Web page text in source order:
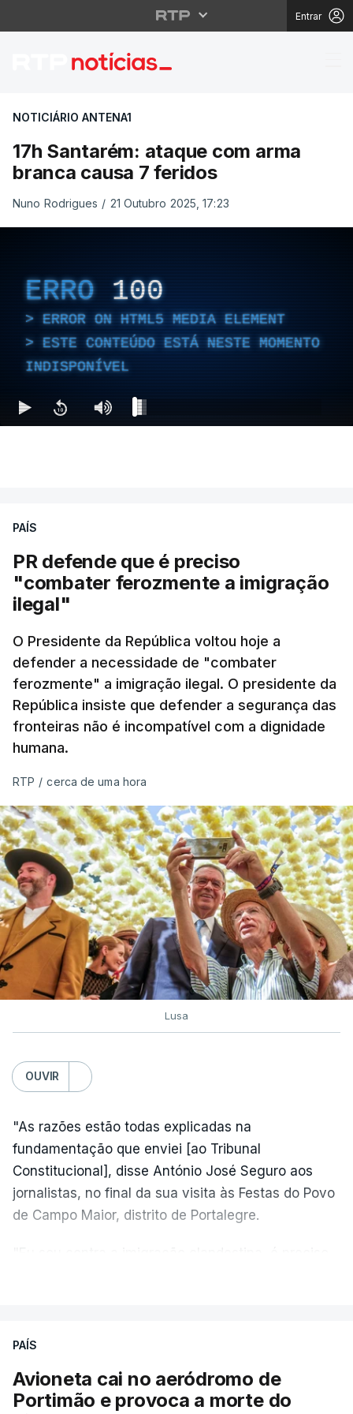
Entrar
17h Santarém:
NOTICIÁRIO ANTENA1
17h Santarém: ataque com arma
branca causa 7 feridos
Nuno Rodrigues / 21 Outubro 2025, 17:23
ERRO 100
ERROR ON HTML5 MEDIA ELEMENT
ESTE CONTEÚDO ESTÁ NESTE MOMENTO
INDISPONÍVEL
PAÍS
PR defende que é preciso
"combater ferozmente a imigração
ilegal"
O Presidente da República voltou hoje a
defender a necessidade de "combater
ferozmente" a imigração ilegal. O presidente da
República insiste que defender a segurança das
fronteiras não é incompatível com a dignidade
humana.
RTP / cerca de uma hora
Lusa
OUVIR
"As razões estão todas explicadas na
fundamentação que enviei [ao Tribunal
Constitucional], disse António José Seguro aos
jornalistas, no final da sua visita às Festas do Povo
de Campo Maior, distrito de Portalegre.
nada disto é incompatível com tratarmos com
crianças", acrescentou.
PAÍS
Avioneta cai no aeródromo de
Portimão e provoca a morte do